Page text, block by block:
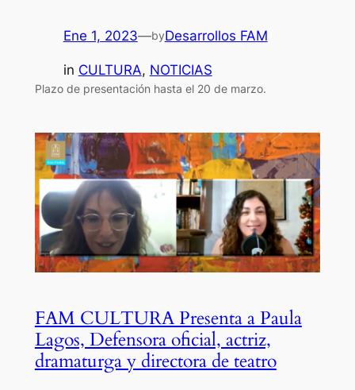
Ene 1, 2023—byDesarrollos FAM
in CULTURA, NOTICIAS
Plazo de presentación hasta el 20 de marzo.
FAM CULTURA Presenta a Paula
Lagos, Defensora oficial, actriz,
dramaturga y directora de teatro